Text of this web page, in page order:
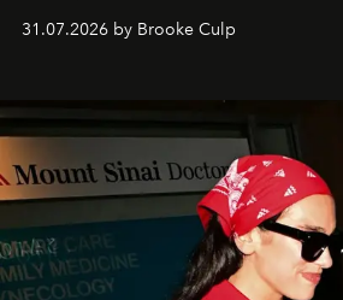
31.07.2026 by Brooke Culp